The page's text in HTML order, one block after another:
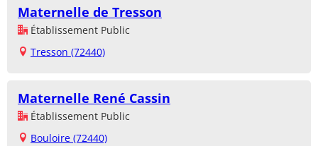
Maternelle de Tresson
Établissement Public
Tresson (72440)
Maternelle René Cassin
Établissement Public
Bouloire (72440)